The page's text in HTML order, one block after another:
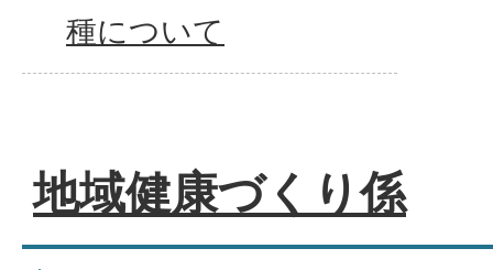
種について
地域健康づくり係